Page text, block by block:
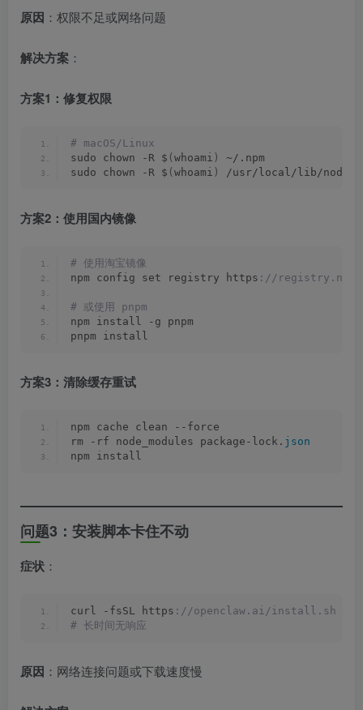
原因 ：权限不足或网络问题
解决方案 ：
方案1：修复权限
# macOS/Linux
sudo chown -R $ ( whoami )
~/.npm
sudo chown -R $ ( whoami ) /usr/local/lib/
方案2：使用国内镜像
# 使用淘宝镜像
npm config set registry https ://
# 或使用 pnpm
npm install -g pnpm
pnpm install
方案3：清除缓存重试
npm cache clean --force
rm -rf node_modules package-lock. json
npm install
问题3：安装脚本卡住不动
症状 ：
curl -fsSL https ://openclaw.ai/install.sh |
# 长时间无响应
原因 ：网络连接问题或下载速度慢